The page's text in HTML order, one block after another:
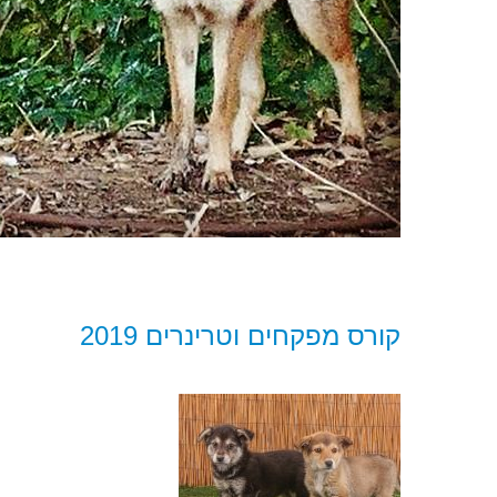
קורס מפקחים וטרינרים 2019